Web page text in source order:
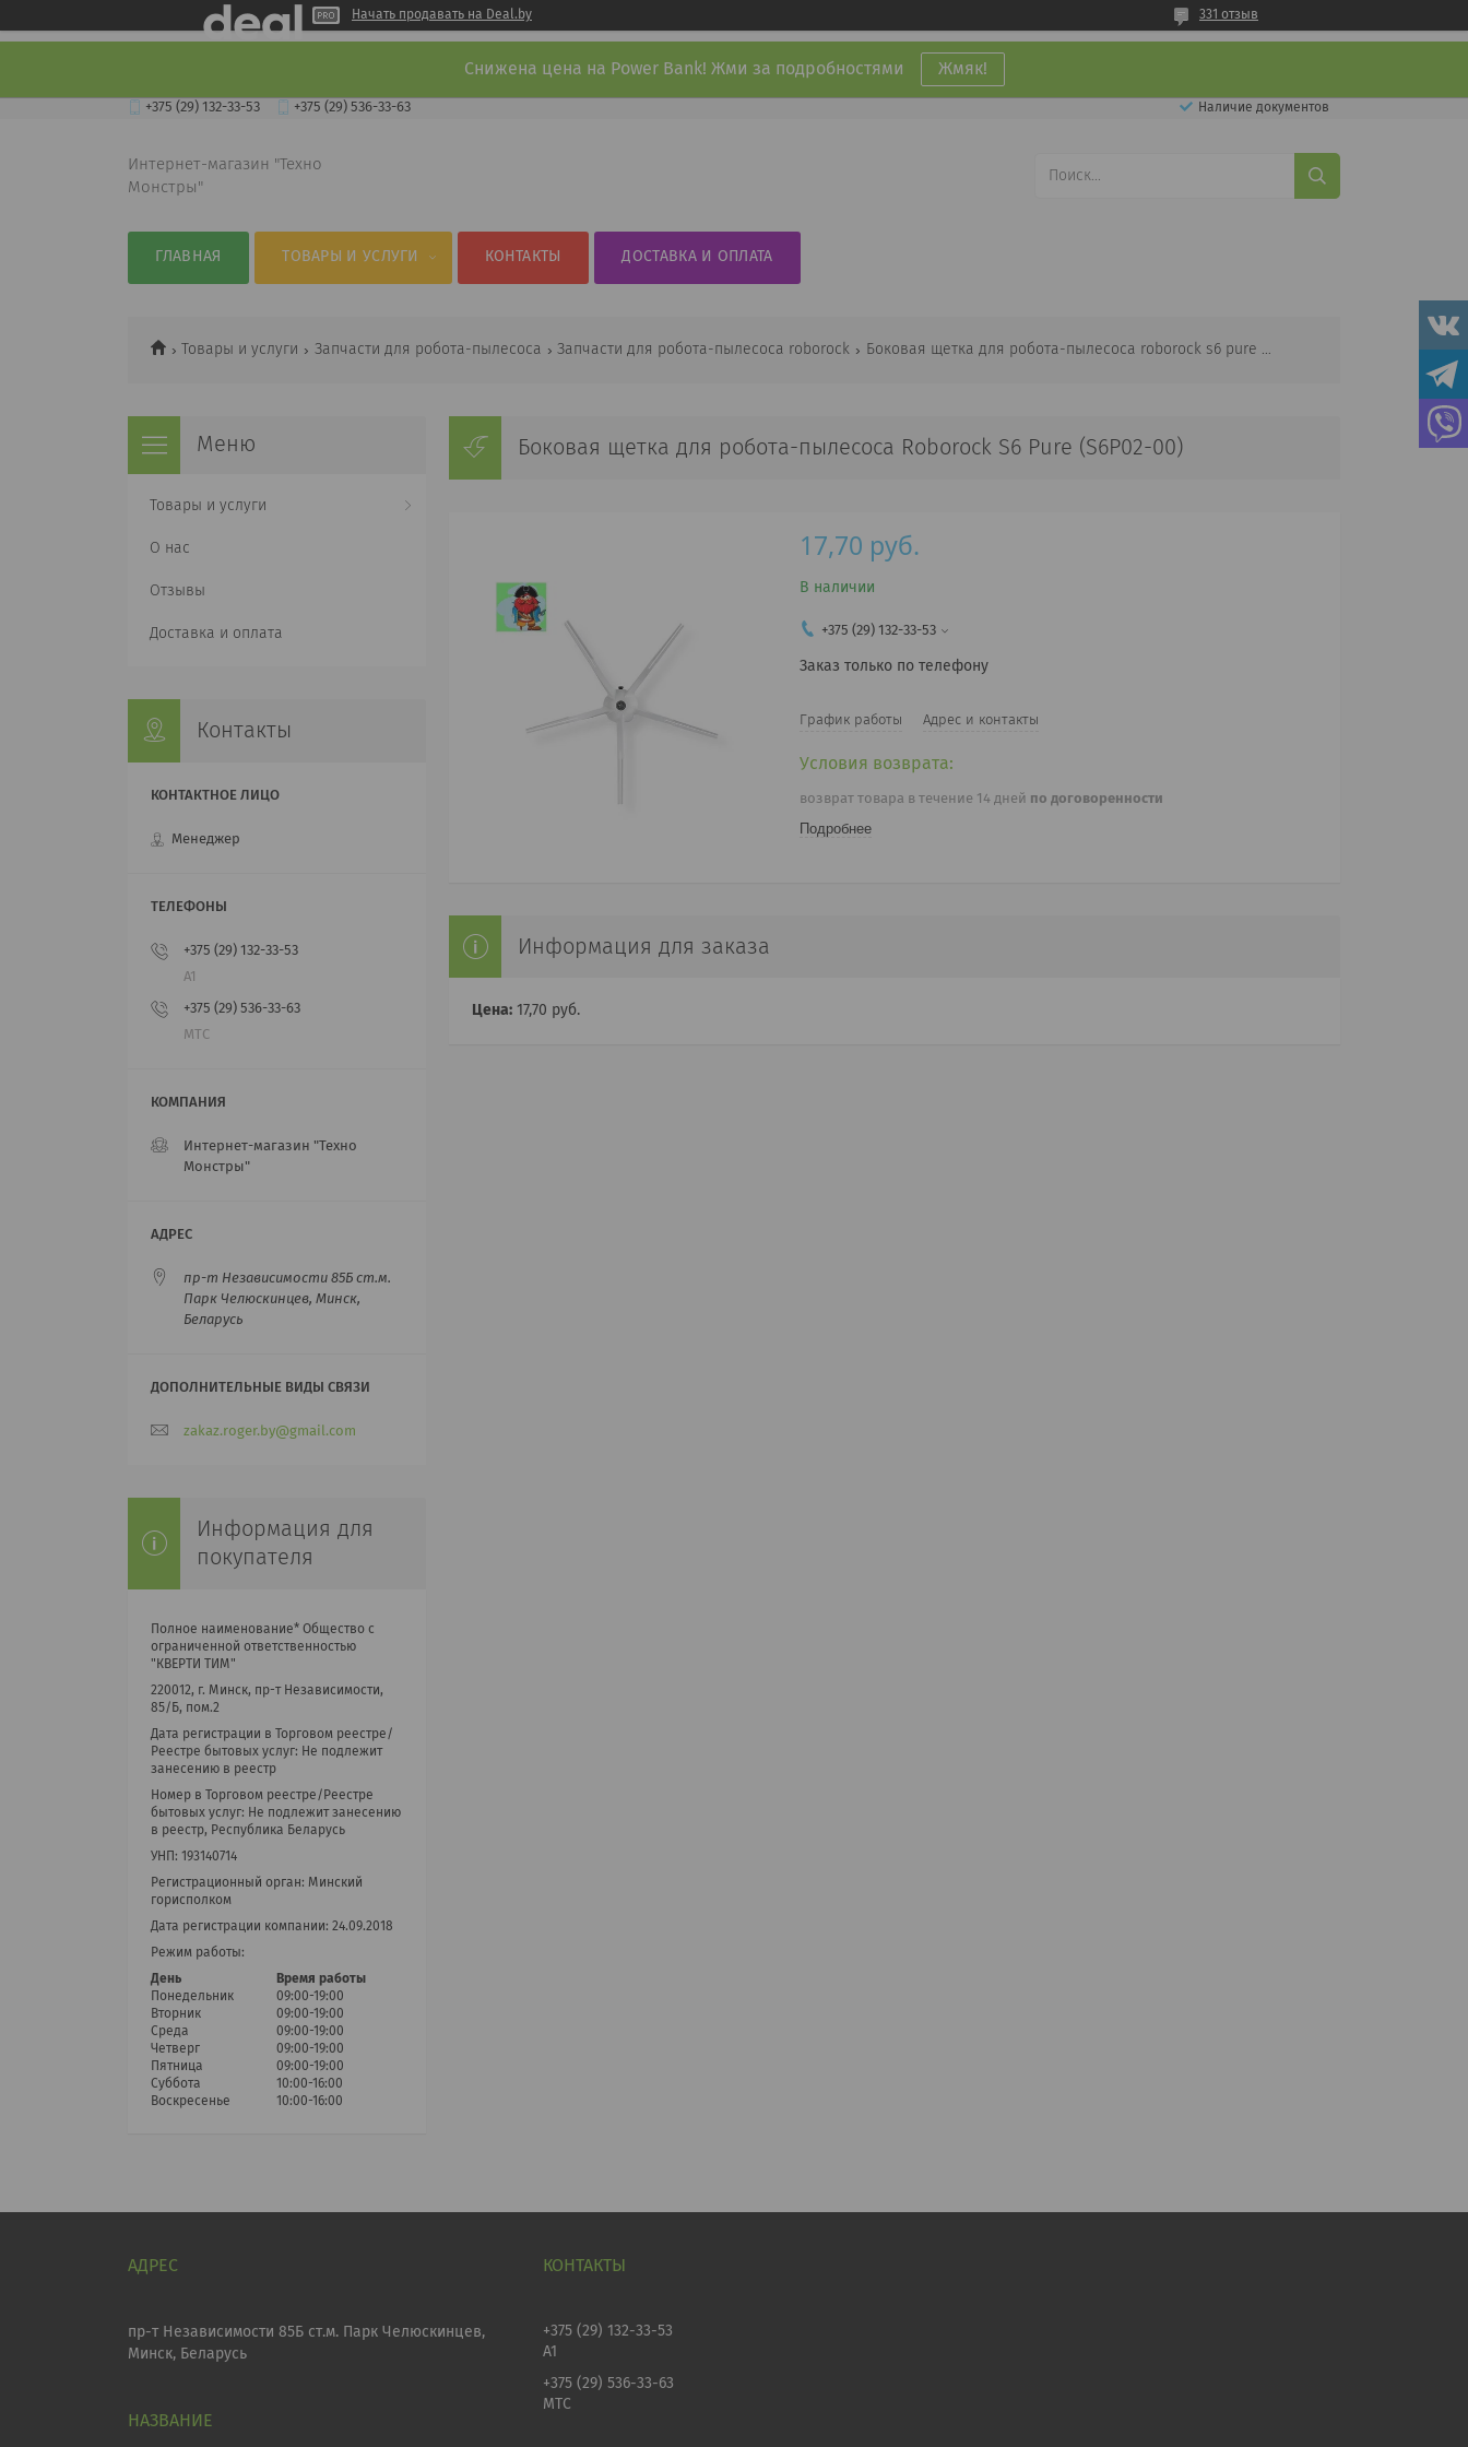
Начать продавать на Deal.by 331 отзыв
Снижена цена на Power Bank! Жми за подробностями Жмяк!
+375 (29) 132-33-53 +375 (29) 536-33-63 Наличие документов
Интернет-магазин "Техно
Монстры"
ГЛАВНАЯ ТОВАРЫ И УСЛУГИ КОНТАКТЫ ДОСТАВКА И ОПЛАТА
Товары и услуги Запчасти для робота-пылесоса Запчасти для робота-пылесоса roborock Боковая щетка для робота-пылесоса roborock s6 pure (s6p02-00)
Боковая щетка для робота-пылесоса Roborock S6 Pure (S6P02-00)
17,70 руб.
В наличии
+375 (29) 132-33-53
Заказ только по телефону
График работы Адрес и контакты
возврат товара в течение 14 дней по договоренности
Подробнее
Информация для заказа
Цена: 17,70 руб.
Товары и услуги
О нас
Отзывы
Доставка и оплата
Контакты
Менеджер
+375 (29) 132-33-53
А1
+375 (29) 536-33-63
МТС
Интернет-магазин "Техно
Монстры"
пр-т Независимости 85Б ст.м.
Парк Челюскинцев, Минск,
Беларусь
zakaz.roger.by@gmail.com
Информация для
покупателя
Полное наименование* Общество с
ограниченной ответственностью
"КВЕРТИ ТИМ"
220012, г. Минск, пр-т Независимости,
85/Б, пом.2
Дата регистрации в Торговом реестре/
Реестре бытовых услуг: Не подлежит
занесению в реестр
Номер в Торговом реестре/Реестре
бытовых услуг: Не подлежит занесению
в реестр, Республика Беларусь
УНП: 193140714
Регистрационный орган: Минский
горисполком
Дата регистрации компании: 24.09.2018
Режим работы:
День
Время работы
Понедельник
09:00-19:00
Вторник
09:00-19:00
Среда
09:00-19:00
Четверг
09:00-19:00
Пятница
09:00-19:00
Суббота
10:00-16:00
Воскресенье
10:00-16:00
пр-т Независимости 85Б ст.м. Парк Челюскинцев,
Минск, Беларусь
+375 (29) 132-33-53
А1
+375 (29) 536-33-63
МТС